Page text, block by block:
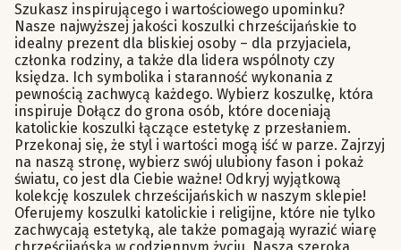
Szukasz inspirującego i wartościowego upominku?
Nasze najwyższej jakości koszulki chrześcijańskie to
idealny prezent dla bliskiej osoby – dla przyjaciela,
członka rodziny, a także dla lidera wspólnoty czy
księdza. Ich symbolika i staranność wykonania z
pewnością zachwycą każdego. Wybierz koszulkę, która
inspiruje Dołącz do grona osób, które doceniają
katolickie koszulki łączące estetykę z przesłaniem.
Przekonaj się, że styl i wartości mogą iść w parze. Zajrzyj
na naszą stronę, wybierz swój ulubiony fason i pokaż
światu, co jest dla Ciebie ważne! Odkryj wyjątkową
kolekcję koszulek chrześcijańskich w naszym sklepie!
Oferujemy koszulki katolickie i religijne, które nie tylko
zachwycają estetyką, ale także pomagają wyrazić wiarę